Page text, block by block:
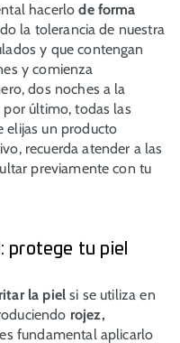
hacerlode forma
la tolerancia de nuestra
y que contengan
y comienza
dos noches a la
por último, todas las
elijas un producto
recuerda atender a las
previamente con tu
protege tu piel
la piel si se utiliza en
rojez,
fundamental aplicarlo